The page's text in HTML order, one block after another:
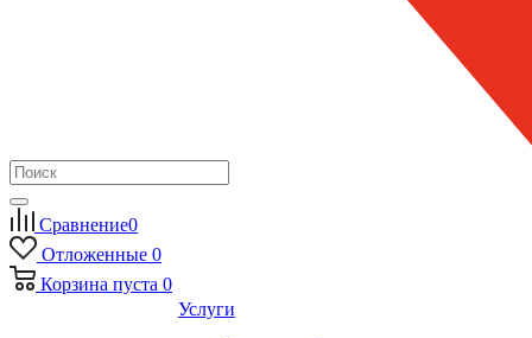
Сравнение0
Отложенные 0
Корзина пуста 0
Услуги